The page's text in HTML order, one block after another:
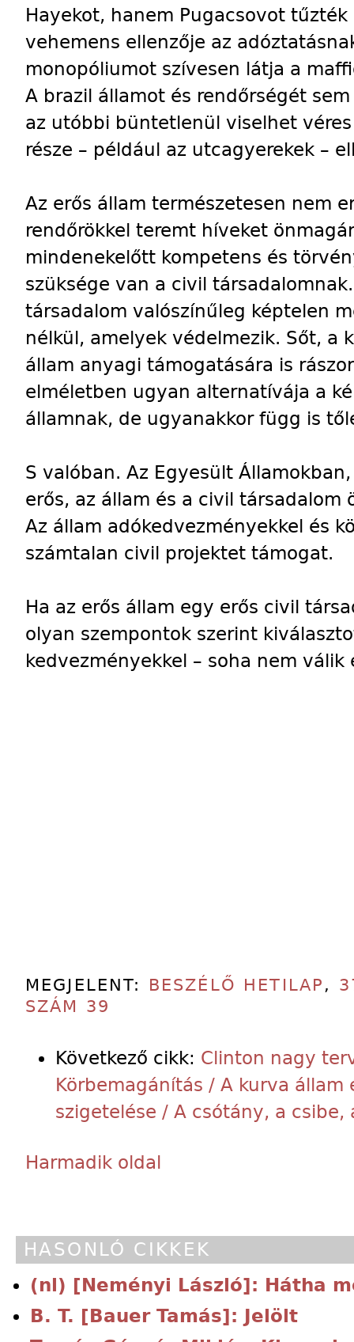
Hayekot, hanem Pugacsovot
vehemens ellenzője az
monopóliumot szívesen látja a
A brazil államot és rendőrségét
az utóbbi büntetlenül viselhet
része – például az utcagyerekek –
Az erős állam természetesen nem
rendőrökkel teremt híveket
mindenekelőtt kompetens és
szüksége van a civil
társadalom valószínűleg képtelen
nélkül, amelyek védelmezik. Sőt, a
állam anyagi támogatására is
elméletben ugyan alternatívája a
államnak, de ugyanakkor függ is
S valóban. Az Egyesült
erős, az állam és a civil társadalom
Az állam adókedvezményekkel és
számtalan civil projektet támogat.
Ha az erős állam egy erős civil
olyan szempontok szerint
kedvezményekkel – soha nem válik
MEGJELENT: BESZÉLŐ HETILAP ,
SZÁM 39
Következő cikk: Clinton nagy
Körbemagánítás / A kurva állam
szigetelése / A csótány, a
Harmadik oldal
HASONLÓ CIKKEK
(nl) [Neményi László]: Hátha
B. T. [Bauer Tamás]: Jelölt